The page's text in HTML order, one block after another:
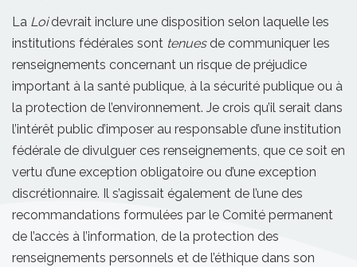
La Loidevrait inclure une disposition selon laquelle les
institutions fédérales sont tenuesde communiquer les
renseignements concernant un risque de préjudice
important à la santé publique, à la sécurité publique ou à
la protection de l’environnement. Je crois qu’il serait dans
l’intérêt public d’imposer au responsable d’une institution
fédérale de divulguer ces renseignements, que ce soit en
vertu d’une exception obligatoire ou d’une exception
discrétionnaire. Il s’agissait également de l’une des
recommandations formulées par le Comité permanent
de l’accès à l’information, de la protection des
renseignements personnels et de l’éthique dans son